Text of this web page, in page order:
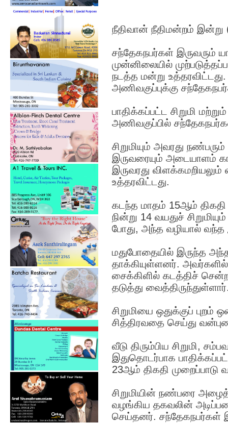
நீதிவான் நீதிமன்றம் இன்று
சந்தேகநபர்கள் இருவரும்
முன்னிலையில்
நடத்த மன்று
அணிவகுப்புக்கு
பாதிக்கப்பட்ட சிறுமி
அணிவகுப்பில்
சிறுமியும் அவரது
இருவரையும் அடையாளம்
இருவரது விளக்கமறியலும்
உத்தரவிட்டது.
கடந்த மாதம் 15ஆம்
நின்று 14 வயதுச்
போது, அந்த வழியால் வந்த
மதுபோதையில் இருந்த
தாக்கியுள்ளனர். அவர்களில்
சைக்கிளில் கடத்திச்
தடுத்து
சிறுமியை ஒதுக்குப்
சித்திரவதை செய்து
வீடு திரும்பிய சிறுமி,
இதுதொடர்பாக
23ஆம் திகதி முறைப்பாடு
சிறுமியின் நண்பரை
வழங்கிய தகவலின்
செய்தனர். சந்தேகநபர்கள்